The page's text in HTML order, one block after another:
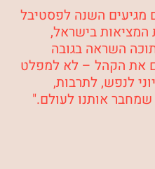
מגיעים השנה לפסטיבל
המציאות בישראל,
השראה בגובה
את הקהל – לא למפלט
לנפש, לתרבות,
אותנו לעולם."